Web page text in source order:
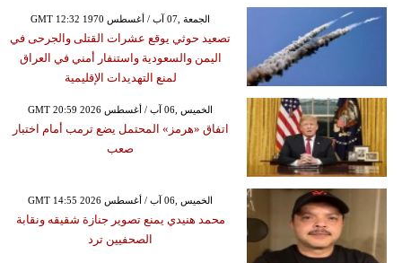
GMT 12:32 1970 الجمعة ,07 آب / أغسطس
تصعيد حوثي يوقع عشرات القتلى والجرحى في
اليمن والسعودية واستنفار أمني في العراق
لمنع التهديدات الإقليمية
GMT 20:59 2026 الخميس ,06 آب / أغسطس
اتفاق «هرمز» المحتمل يضع ترمب أمام اختبار
صعب
GMT 14:55 2026 الخميس ,06 آب / أغسطس
محمد هنيدي يمنع تصوير جنازة شقيقه ونقابة
الصحفيين ترد